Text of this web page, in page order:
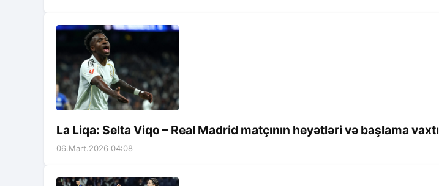
La Liqa: Selta Viqo – Real Madrid matçının heyətləri və başlama vaxtı
06.Mart.2026 04:08